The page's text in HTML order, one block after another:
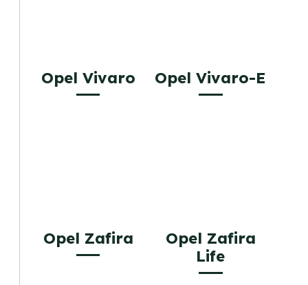
Opel Vivaro Opel Vivaro-E
Opel Zafira
Opel Zafira
Life